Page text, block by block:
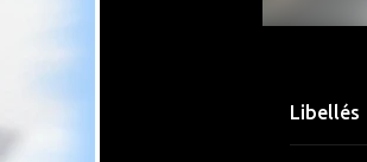
Libellés